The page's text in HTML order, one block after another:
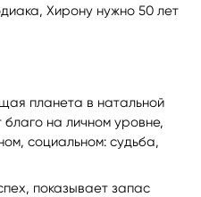
Хирону нужно 50 лет
планета в натальной
на личном уровне,
социальном: судьба,
показывает запас